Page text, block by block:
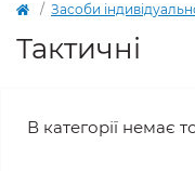
Засоби
Тактичні
В категорії немає